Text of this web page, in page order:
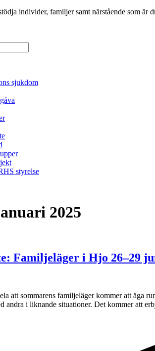
individer, familjer samt närstående som är
sjukdom
styrelse
2025
Familjeläger i Hjo 26–29
att sommarens familjeläger kommer att äga
andra i liknande situationer. Det kommer att